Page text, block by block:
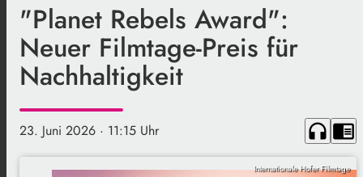
"Planet Rebels Award":
Neuer Filmtage-Preis für
Nachhaltigkeit
23. Juni 2026 · 11:15 Uhr headphones chrome_reader_mode
Internationale Hofer Filmtage